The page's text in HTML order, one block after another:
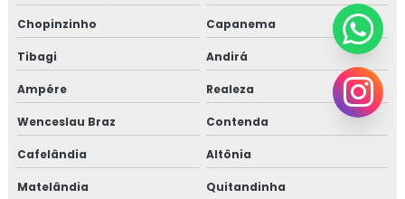
Chopinzinho Capanema
Tibagi Andirá
Ampére Realeza
Wenceslau Braz Contenda
Cafelândia Altônia
Matelândia Quitandinha